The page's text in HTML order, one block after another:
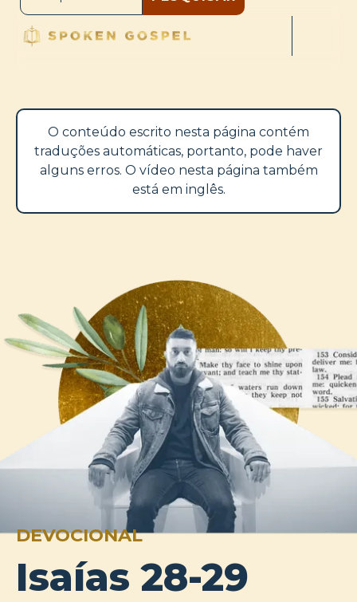
O conteúdo escrito nesta página contém
traduções automáticas, portanto, pode haver
alguns erros. O vídeo nesta página também
está em inglês.
DEVOCIONAL
Isaías 28-29